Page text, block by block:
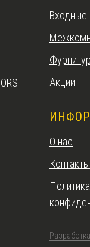
Входные
Акции
О нас
Контакты
Политика